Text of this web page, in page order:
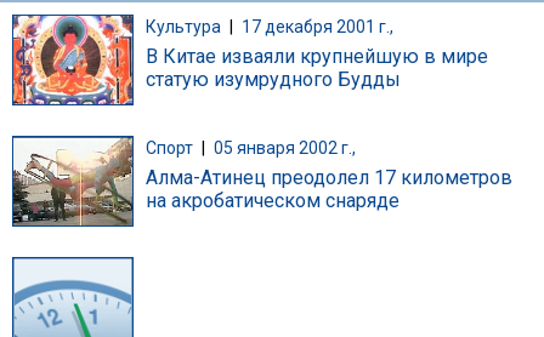
Культура | 17 декабря 2001 г.,
В Китае изваяли крупнейшую в мире
статую изумрудного Будды
Спорт 05 января 2002 г.,
Алма-Атинец преодолел 17 километров
на акробатическом снаряде